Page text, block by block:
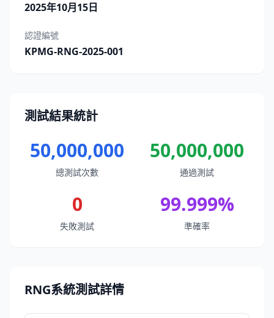
2025年10月15日
認證編號
KPMG-RNG-2025-001
測試結果統計
50,000,000
總測試次數
50,000,000
通過測試
0
失敗測試
99.999%
準確率
RNG系統測試詳情